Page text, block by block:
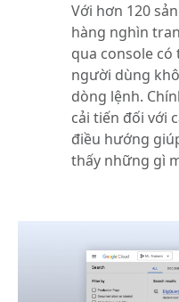
Với hơn 120
hàng nghìn
qua console
người dùng
dòng lệnh.
cải tiến đối với
điều hướng
thấy những gì